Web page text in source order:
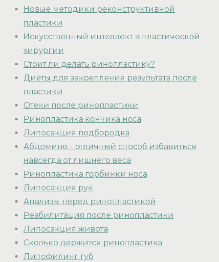
Новые методики реконструктивной
пластики
Искусственный интеллект в пластической
хирургии
Стоит ли делать ринопластику?
Диеты для закрепления результата после
пластики
Отеки после ринопластики
Ринопластика кончика носа
Липосакция подбородка
Абдомино – отличный способ избавиться
навсегда от лишнего веса
Ринопластика горбинки носа
Липосакция рук
Анализы перед ринопластикой
Реабилитация после ринопластики
Липосакция живота
Сколько держится ринопластика
Липофилинг губ